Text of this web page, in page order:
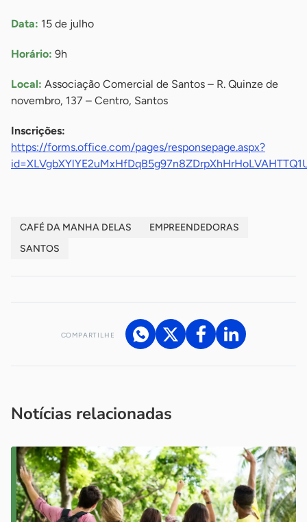
Data: 15 de julho
Horário: 9h
Local: Associação Comercial de Santos – R. Quinze de
novembro, 137 – Centro, Santos
Inscrições:
https://forms.office.com/pages/responsepage.aspx?
CAFÉ DA MANHA DELAS
EMPREENDEDORAS
SANTOS
COMPARTILHE
Notícias relacionadas